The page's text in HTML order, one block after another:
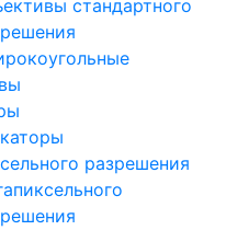
стандартного
разрешения